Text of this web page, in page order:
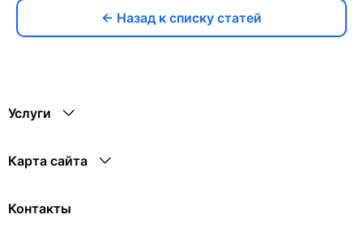
← Назад к списку статей
Услуги
Карта сайта
Контакты